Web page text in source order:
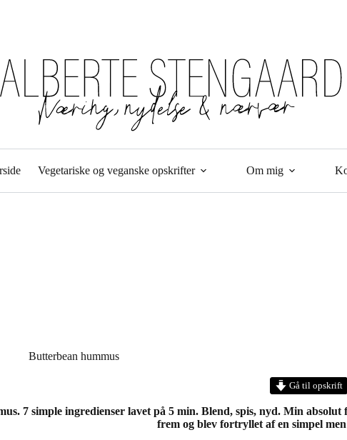
Vegetariske og veganske opskrifter Om mig
Butterbean hummus
Gå til opskrift
7 simple ingredienser lavet på 5 min. Blend, spis, nyd. Min
frem og blev fortryllet af en simpel